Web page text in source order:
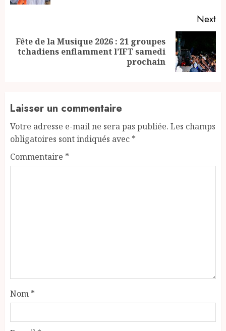
Next
Next
Fête de la Musique 2026 : 21 groupes
tchadiens enflamment l’IFT samedi
prochain
Laisser un commentaire
Votre adresse e-mail ne sera pas publiée. Les champs
obligatoires sont indiqués avec *
Commentaire *
Nom *